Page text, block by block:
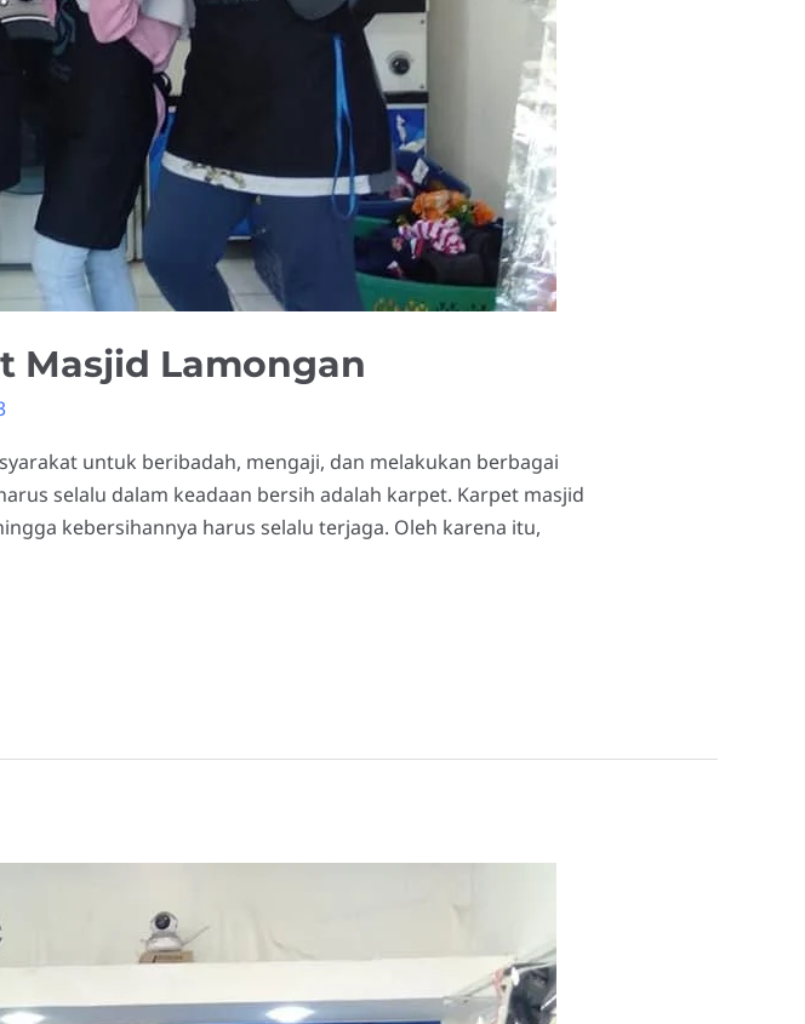
Masjid Lamongan
untuk beribadah, mengaji, dan melakukan berbagai
selalu dalam keadaan bersih adalah karpet. Karpet masjid
kebersihannya harus selalu terjaga. Oleh karena itu,